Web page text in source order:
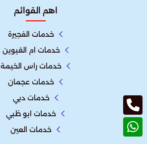
اهم القوائم
خدمات الفجيرة
خدمات ام القيوين
خدمات راس الخيمة
خدمات عجمان
خدمات دبي
خدمات ابو ظبي
خدمات العين